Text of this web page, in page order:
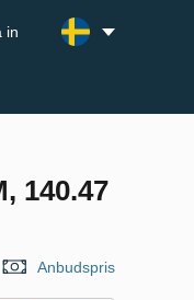
in
140.47
Anbudspris